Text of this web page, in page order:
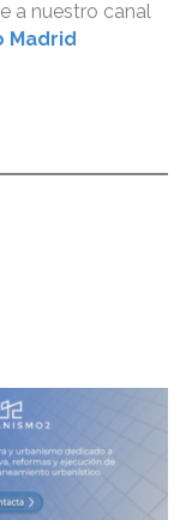
a nuestro canal
Madrid